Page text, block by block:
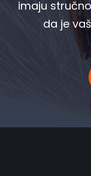
imaju
da je